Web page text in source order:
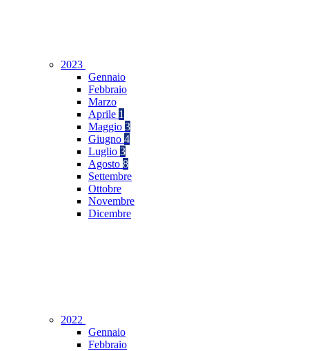
2023
Gennaio
Febbraio
Marzo
Aprile 1
Maggio 3
Giugno 4
Luglio 3
Agosto 8
Settembre
Ottobre
Novembre
Dicembre
2022
Gennaio
Febbraio